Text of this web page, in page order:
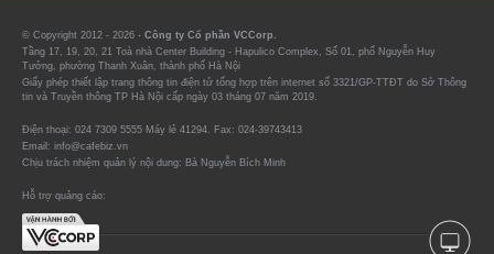
© Copyright 2012 - 2026 - Công ty Cổ phần VCCorp.
Tầng 17, 19, 20, 21 Toà nhà Center Building - Hapulico Complex, Số 01, phố Nguyễn Huy
Tưởng, phường Thanh Xuân, thành phố Hà Nội
Giấy phép thiết lập trang thông tin điện tử tổng hợp trên internet số 3321/GP-TTĐT do Sở Thông
tin và Truyền thông TP Hà Nội cấp ngày 03 tháng 07 năm 2019.
Điện thoại: 024 7309 5555 Máy lẻ 41294. Fax: 024-39743413
Email: info@cafebiz.vn
Chịu trách nhiệm quản lý nội dung: Bà Nguyễn Bích Minh
Hỗ trợ quảng cáo: